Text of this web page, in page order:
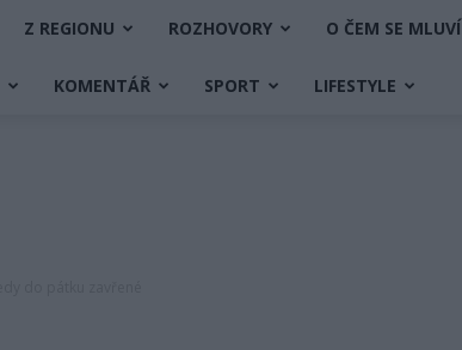
Z REGIONU ROZHOVORY O ČEM SE MLUVÍ
KOMENTÁŘ SPORT LIFESTYLE